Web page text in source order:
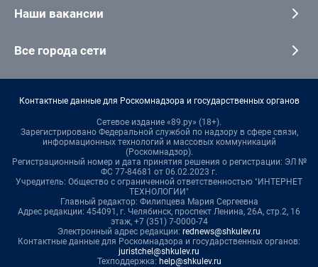
Наши вакансии
Все города сети
Контактные данные для Роскомнадзора и государственных органов
Сетевое издание «89.ру» (18+).
Зарегистрировано Федеральной службой по надзору в сфере связи,
информационных технологий и массовых коммуникаций
(Роскомнадзор).
Регистрационный номер и дата принятия решения о регистрации: ЭЛ №
ФС 77-84681 от 06.02.2023 г.
Учредитель: Общество с ограниченной ответственностью "ИНТЕРНЕТ
ТЕХНОЛОГИИ"
Главный редактор: Филипцева Мария Сергеевна
Адрес редакции: 454091, г. Челябинск, проспект Ленина, 26А, стр.2, 16
этаж, +7 (351) 7-0000-74
Электронный адрес редакции: rednews@shkulev.ru
Контактные данные для Роскомнадзора и государственных органов:
juristchel@shkulev.ru
Техподдержка: help@shkulev.ru